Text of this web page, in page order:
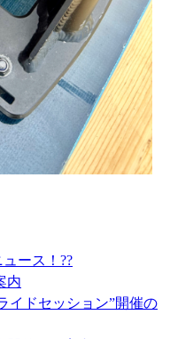
ース！??
内
イドセッション”開催の